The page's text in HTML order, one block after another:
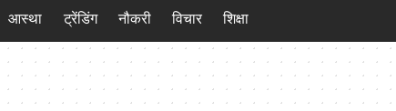
आस्था ट्रेंडिंग नौकरी विचार शिक्षा